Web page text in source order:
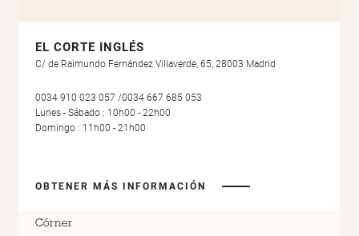
EL CORTE INGLÉS
C/ de Raimundo Fernández Villaverde, 65, 28003 Madrid
0034 910 023 057 /0034 667 685 053
Lunes - Sábado : 10h00 - 22h00
Domingo : 11h00 - 21h00
OBTENER MÁS INFORMACIÓN
Córner